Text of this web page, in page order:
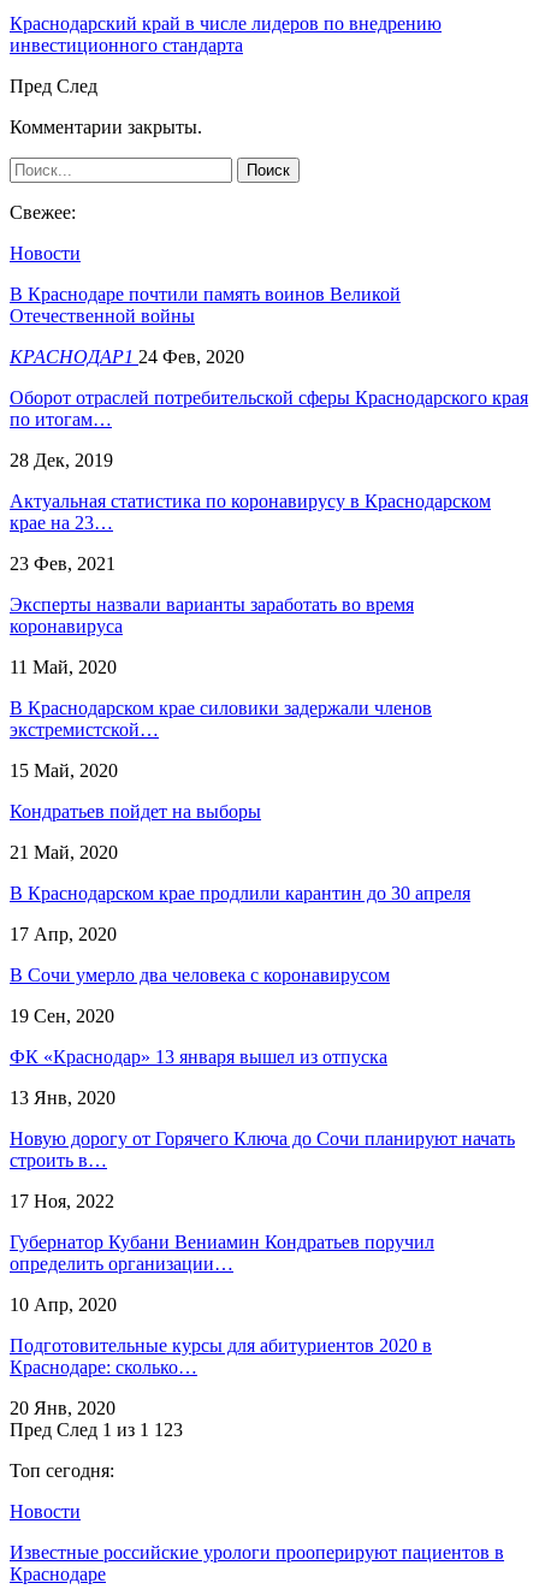
Краснодарский край в числе лидеров по внедрению
инвестиционного стандарта
Пред След
Комментарии закрыты.
Свежее:
Новости
В Краснодаре почтили память воинов Великой
Отечественной войны
КРАСНОДАР1 24 Фев, 2020
Оборот отраслей потребительской сферы Краснодарского края
по итогам…
28 Дек, 2019
Актуальная статистика по коронавирусу в Краснодарском
крае на 23…
23 Фев, 2021
Эксперты назвали варианты заработать во время
коронавируса
11 Май, 2020
В Краснодарском крае силовики задержали членов
экстремистской…
15 Май, 2020
Кондратьев пойдет на выборы
21 Май, 2020
В Краснодарском крае продлили карантин до 30 апреля
17 Апр, 2020
В Сочи умерло два человека с коронавирусом
19 Сен, 2020
ФК «Краснодар» 13 января вышел из отпуска
13 Янв, 2020
​Новую дорогу от Горячего Ключа до Сочи планируют начать
строить в…
17 Ноя, 2022
Губернатор Кубани Вениамин Кондратьев поручил
определить организации…
10 Апр, 2020
Подготовительные курсы для абитуриентов 2020 в
Краснодаре: сколько…
20 Янв, 2020
Пред След 1 из 1 123
Топ сегодня:
Новости
Известные российские урологи прооперируют пациентов в
Краснодаре